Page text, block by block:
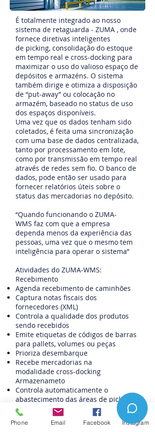
É totalmente integrado ao nosso
sistema de retaguarda - ZUMA , onde
fornece diretivas inteligentes
de picking, consolidação do estoque
em tempo real e cross-docking para
maximizar o uso do valioso espaço de
depósitos e armazéns. O sistema
também dirige e otimiza a disposição
de “put-away” ou colocação no
armazém, baseado no status de uso
dos espaços disponíveis.
Uma vez que os dados tenham sido
coletados, é feita uma sincronização
com uma base de dados centralizada,
tanto por processamento em lote,
como por transmissão em tempo real
através de redes sem fio. O banco de
dados, pode então ser usado para
fornecer relatórios úteis sobre o
status das mercadorias no depósito.
“Quando funcionando o ZUMA-
WMS faz com que a empresa
dependa menos da experiência das
pessoas, uma vez que o mesmo tem
inteligência para operar o sistema”
Atividades do ZUMA-WMS:
Recebimento
Agenda recebimento de caminhões
Captura notas fiscais dos
fornecedores (XML)
Controla a qualidade dos produtos
sendo recebidos
Emite etiquetas de códigos de barras
para pallets, volumes ou peças
Prioriza desembarque
Recebe mercadorias na
modalidade cross-docking
Armazenameto
Controla automaticamente o
abastecimento das áreas de picking
Controla diferentes estruturas de
armazenagem como: porta pallets,
prateleiras, blocos, flow box
Phone Email Facebook Instagram